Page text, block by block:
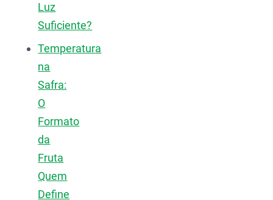
Luz
Suficiente?
Temperatura
na
Safra:
O
Formato
da
Fruta
Quem
Define